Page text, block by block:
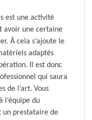
est une activité
avoir une certaine
À cela s’ajoute le
adaptés
Il est donc
qui saura
de l’art. Vous
l’équipe du
un prestataire de